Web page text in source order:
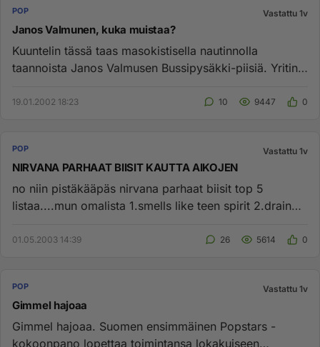
POP Vastattu 1v
Janos Valmunen, kuka muistaa?
Kuuntelin tässä taas masokistisella nautinnolla
taannoista Janos Valmusen Bussipysäkki-piisiä. Yritin
19.01.2002 18:23 10 9447 0
POP Vastattu 1v
NIRVANA PARHAAT BIISIT KAUTTA AIKOJEN
no niin pistäkääpäs nirvana parhaat biisit top 5
listaa....mun omalista 1.smells like teen spirit 2.drain
01.05.2003 14:39 26 5614 0
POP Vastattu 1v
Gimmel hajoaa
Gimmel hajoaa. Suomen ensimmäinen Popstars -
kokoonpano lopettaa toimintansa lokakuiseen